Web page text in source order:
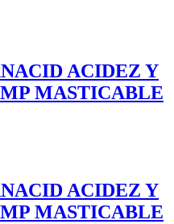
ACIDEZ Y
MASTICABLE
ACIDEZ Y
MASTICABLE